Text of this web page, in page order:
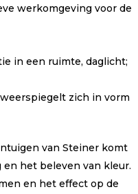
werkomgeving voor de
in een ruimte, daglicht;
zich in vorm
van Steiner komt
het beleven van kleur.
en het effect op de